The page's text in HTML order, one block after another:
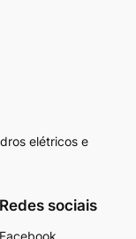
elétricos e
Redes sociais
Facebook